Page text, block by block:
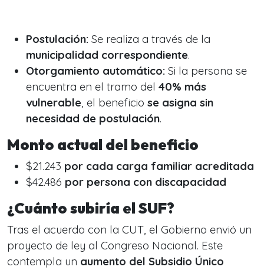
Postulación: Se realiza a través de la
municipalidad correspondiente.
Otorgamiento automático: Si la persona se
encuentra en el tramo del 40% más
vulnerable, el beneficio se asigna sin
necesidad de postulación.
Monto actual del beneficio
$21.243 por cada carga familiar acreditada
$42.486 por persona con discapacidad
¿Cuánto subiría el SUF?
Tras el acuerdo con la CUT, el Gobierno envió un
proyecto de ley al Congreso Nacional. Este
contempla un aumento del Subsidio Único